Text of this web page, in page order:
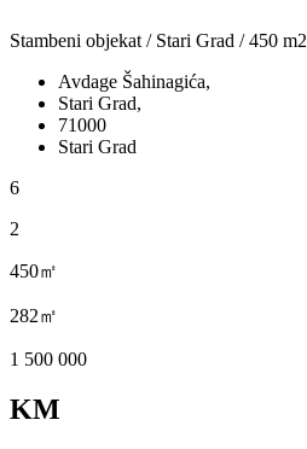
Stambeni objekat / Stari Grad / 450 m2
Avdage Šahinagića,
Stari Grad,
71000
Stari Grad
6
2
450㎡
282㎡
1 500 000
KM